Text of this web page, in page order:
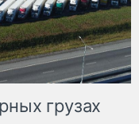
грузах